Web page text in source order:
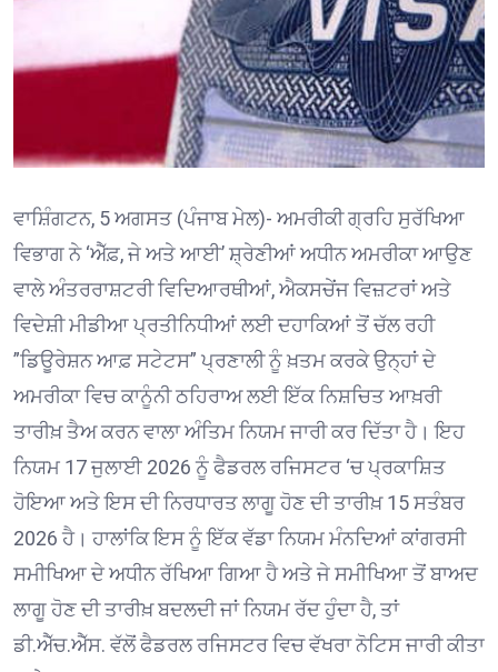
ਵਾਸ਼ਿੰਗਟਨ, 5 ਅਗਸਤ (ਪੰਜਾਬ ਮੇਲ)- ਅਮਰੀਕੀ ਗ੍ਰਹਿ ਸੁਰੱਖਿਆ
ਵਿਭਾਗ ਨੇ ‘ਐੱਫ਼, ਜੇ ਅਤੇ ਆਈ’ ਸ਼੍ਰੇਣੀਆਂ ਅਧੀਨ ਅਮਰੀਕਾ ਆਉਣ
ਵਾਲੇ ਅੰਤਰਰਾਸ਼ਟਰੀ ਵਿਦਿਆਰਥੀਆਂ, ਐਕਸਚੇਂਜ ਵਿਜ਼ਟਰਾਂ ਅਤੇ
ਵਿਦੇਸ਼ੀ ਮੀਡੀਆ ਪ੍ਰਤੀਨਿਧੀਆਂ ਲਈ ਦਹਾਕਿਆਂ ਤੋਂ ਚੱਲ ਰਹੀ
”ਡਿਊਰੇਸ਼ਨ ਆਫ਼ ਸਟੇਟਸ” ਪ੍ਰਣਾਲੀ ਨੂੰ ਖ਼ਤਮ ਕਰਕੇ ਉਨ੍ਹਾਂ ਦੇ
ਅਮਰੀਕਾ ਵਿਚ ਕਾਨੂੰਨੀ ਠਹਿਰਾਅ ਲਈ ਇੱਕ ਨਿਸ਼ਚਿਤ ਆਖ਼ਰੀ
ਤਾਰੀਖ਼ ਤੈਅ ਕਰਨ ਵਾਲਾ ਅੰਤਿਮ ਨਿਯਮ ਜਾਰੀ ਕਰ ਦਿੱਤਾ ਹੈ। ਇਹ
ਨਿਯਮ 17 ਜੁਲਾਈ 2026 ਨੂੰ ਫੈਡਰਲ ਰਜਿਸਟਰ ‘ਚ ਪ੍ਰਕਾਸ਼ਿਤ
ਹੋਇਆ ਅਤੇ ਇਸ ਦੀ ਨਿਰਧਾਰਤ ਲਾਗੂ ਹੋਣ ਦੀ ਤਾਰੀਖ਼ 15 ਸਤੰਬਰ
2026 ਹੈ। ਹਾਲਾਂਕਿ ਇਸ ਨੂੰ ਇੱਕ ਵੱਡਾ ਨਿਯਮ ਮੰਨਦਿਆਂ ਕਾਂਗਰਸੀ
ਸਮੀਖਿਆ ਦੇ ਅਧੀਨ ਰੱਖਿਆ ਗਿਆ ਹੈ ਅਤੇ ਜੇ ਸਮੀਖਿਆ ਤੋਂ ਬਾਅਦ
ਲਾਗੂ ਹੋਣ ਦੀ ਤਾਰੀਖ਼ ਬਦਲਦੀ ਜਾਂ ਨਿਯਮ ਰੱਦ ਹੁੰਦਾ ਹੈ, ਤਾਂ
ਡੀ.ਐੱਚ.ਐੱਸ. ਵੱਲੋਂ ਫੈਡਰਲ ਰਜਿਸਟਰ ਵਿਚ ਵੱਖਰਾ ਨੋਟਿਸ ਜਾਰੀ ਕੀਤਾ